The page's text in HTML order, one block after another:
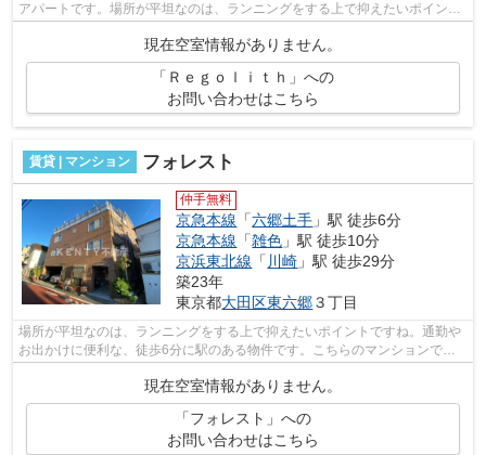
アパートです。場所が平坦なのは、ランニングをする上で抑えたいポイント
現在空室情報がありません。
「Ｒｅｇｏｌｉｔｈ」への
お問い合わせはこちら
賃貸 | マンション フォレスト
仲手無料
京急本線 「六郷土手 」駅 徒歩6分
京急本線 「雑色 」駅 徒歩10分
京浜東北線 「 川崎 」駅 徒歩29分
築23年
東京都大田区東六郷３丁目
場所が平坦なのは、ランニングをする上で抑えたいポイントですね。通勤や
お出かけに便利な、徒歩6分に駅のある物件です。こちらのマンションでは
初期費用をカードでお支払いいただけま...
現在空室情報がありません。
「フォレスト」への
お問い合わせはこちら